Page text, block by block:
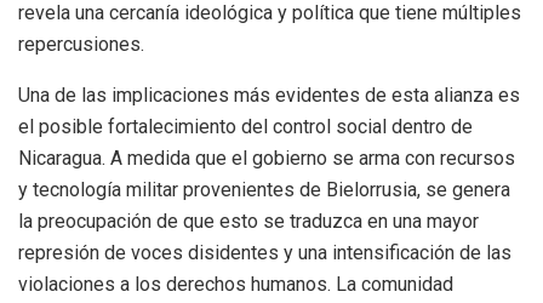
revela una cercanía ideológica y política que tiene múltiples
repercusiones.
Una de las implicaciones más evidentes de esta alianza es
el posible fortalecimiento del control social dentro de
Nicaragua. A medida que el gobierno se arma con recursos
y tecnología militar provenientes de Bielorrusia, se genera
la preocupación de que esto se traduzca en una mayor
represión de voces disidentes y una intensificación de las
violaciones a los derechos humanos. La comunidad